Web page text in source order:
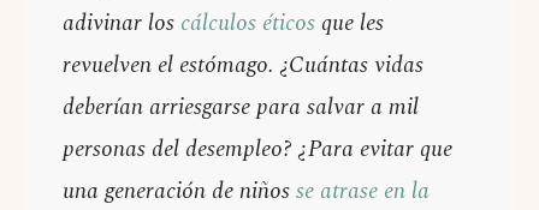
adivinar los cálculos éticos que les
revuelven el estómago. ¿Cuántas vidas
deberían arriesgarse para salvar a mil
personas del desempleo? ¿Para evitar que
una generación de niñosse atrase en la